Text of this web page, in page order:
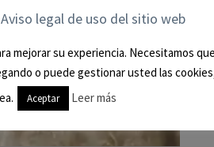
legal de uso del sitio web
mejorar su experiencia. Necesitamos que
o puede gestionar usted las
Aceptar Leer más